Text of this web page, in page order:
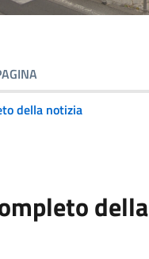
della notizia
della